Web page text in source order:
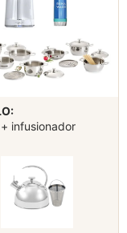
infusionador